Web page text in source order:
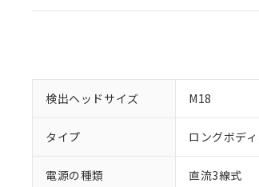
検出ヘッドサイズ M18
タイプ ロングボデ
電源の種類 直流3線式